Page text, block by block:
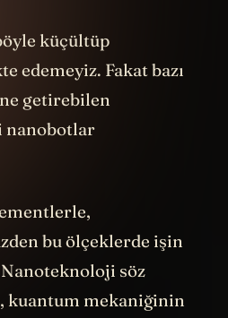
küçültüp
edemeyiz. Fakat bazı
getirebilen
nanobotlar
bu ölçeklerde işin
söz
kuantum mekaniğinin